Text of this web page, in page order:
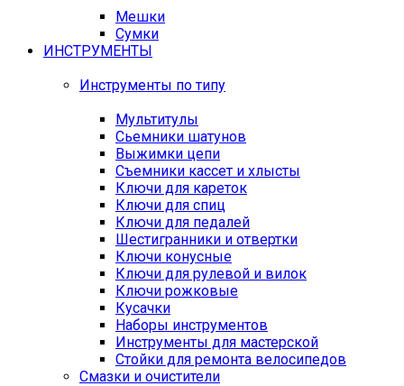
Мешки
Сумки
ИНСТРУМЕНТЫ
Инструменты по типу
Мультитулы
Сьемники шатунов
Выжимки цепи
Съемники кассет и хлысты
Ключи для кареток
Ключи для спиц
Ключи для педалей
Шестигранники и отвертки
Ключи конусные
Ключи для рулевой и вилок
Ключи рожковые
Кусачки
Наборы инструментов
Инструменты для мастерской
Стойки для ремонта велосипедов
Смазки и очистители